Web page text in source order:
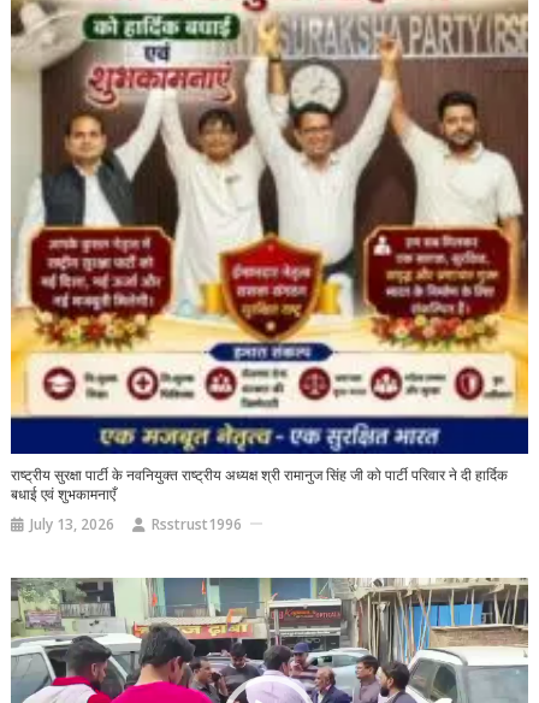
राष्ट्रीय सुरक्षा पार्टी के नवनियुक्त राष्ट्रीय अध्यक्ष श्री रामानुज सिंह जी को पार्टी परिवार ने दी हार्दिक
बधाई एवं शुभकामनाएँ
July 13, 2026 Rsstrust1996
Video
Player